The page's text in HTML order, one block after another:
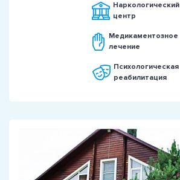
Наркологический
центр
Медикаментозное
лечение
Психологическая
реабилитация